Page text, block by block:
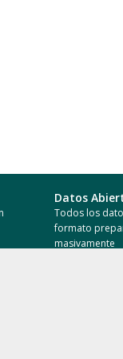
Datos
Todos los
formato
masivamente